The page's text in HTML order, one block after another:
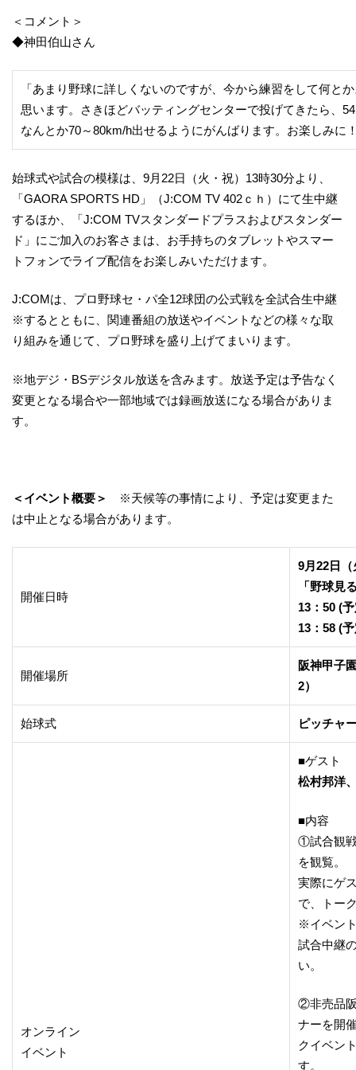
＜コメント＞
◆神田伯山さん
「あまり野球に詳しくないのですが、今から練習をして何と
思います。さきほどバッティングセンターで投げてきたら、
なんとか70～80km/h出せるようにがんばります。お楽しみに
始球式や試合の模様は、9月22日（火・祝）13時30分より、
「GAORA SPORTS HD」（J:COM TV 402ｃｈ）にて生中継
するほか、「J:COM TVスタンダードプラスおよびスタンダー
ド」にご加入のお客さまは、お手持ちのタブレットやスマー
トフォンでライブ配信をお楽しみいただけます。
J:COMは、プロ野球セ・パ全12球団の公式戦を全試合生中継
※するとともに、関連番組の放送やイベントなどの様々な取
り組みを通じて、プロ野球を盛り上げてまいります。
※地デジ・BSデジタル放送を含みます。放送予定は予告なく
変更となる場合や一部地域では録画放送になる場合がありま
す。
＜イベント概要＞
※天候等の事情により、予定は変更また
は中止となる場合があります。
開催日時
9月22日
「野球見
13：50 (
13：58 (
開催場所
阪神甲子
2）
始球式 ピッチャ
オンライン
イベント
■ゲスト
松村邦洋
■内容
①試合観
を観覧。
実際にゲ
で、トー
※イベン
試合中継
い。
②非売品
ナーを開
クイベン
す。